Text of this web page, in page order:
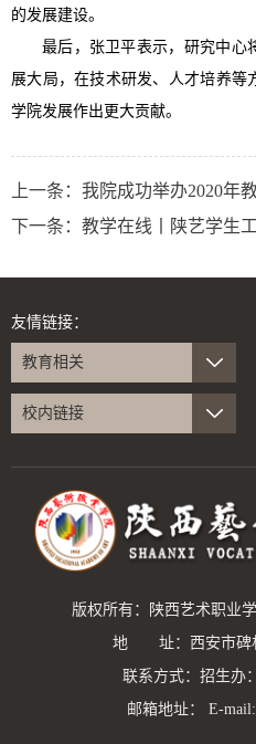
的发展建设。
最后，张卫平表示，研究中心
展大局，在技术研发、人才培养等
学院发展作出更大贡献。
上一条： 我院成功举办2020年
下一条： 教学在线丨陕艺学生
友情链接：
教育相关
校内链接
版权所有：陕西艺术职业
地 址：西安市碑
联系方式：招生办
邮箱地址： E-